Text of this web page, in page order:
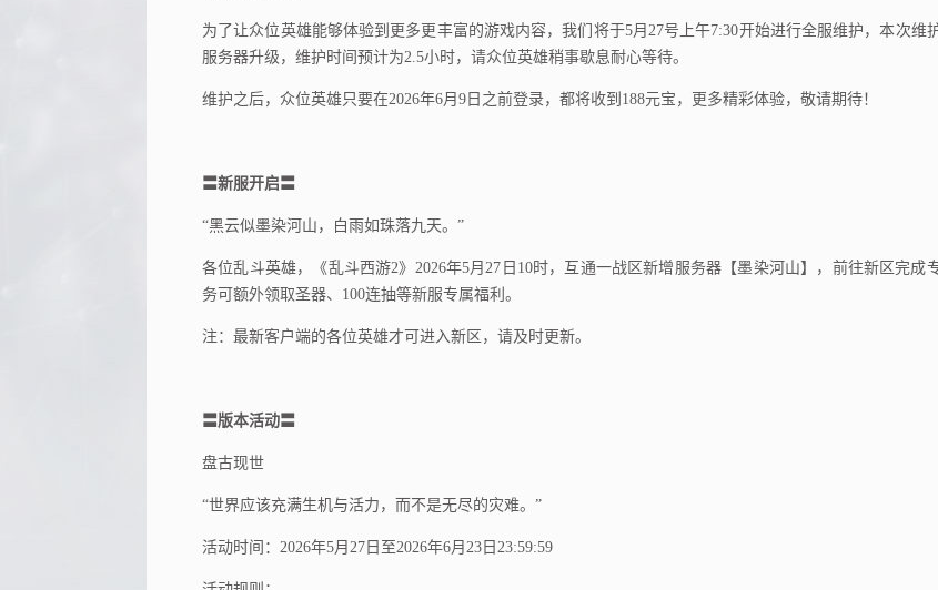
为了让众位英雄能够体验到更多更丰富的游戏内容，我们将于5月27号上午7:30开始进行全服维护，本次维
服务器升级，维护时间预计为2.5小时，请众位英雄稍事歇息耐心等待。
维护之后，众位英雄只要在2026年6月9日之前登录，都将收到188元宝，更多精彩体验，敬请期待！
〓新服开启〓
“黑云似墨染河山，白雨如珠落九天。”
各位乱斗英雄，《乱斗西游2》2026年5月27日10时，互通一战区新增服务器【墨染河山】，前往新区完成
务可额外领取圣器、100连抽等新服专属福利。
注：最新客户端的各位英雄才可进入新区，请及时更新。
〓版本活动〓
盘古现世
“世界应该充满生机与活力，而不是无尽的灾难。”
活动时间：2026年5月27日至2026年6月23日23:59:59